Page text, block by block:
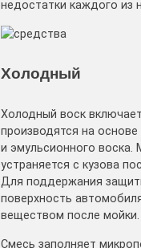
недостатки каждого из
Холодный
Холодный воск
производятся на
и эмульсионного воска.
устраняется с кузова
Для поддержания
поверхность
веществом после мойки.
Смесь заполняет